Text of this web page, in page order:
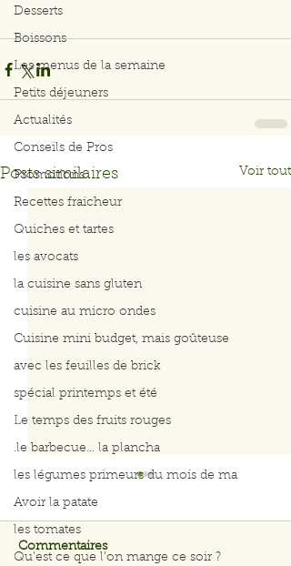
Desserts
Boissons
Les menus de la semaine
Petits déjeuners
Actualités
Conseils de Pros
Promotions
Recettes fraicheur
Quiches et tartes
les avocats
la cuisine sans gluten
cuisine au micro ondes
Cuisine mini budget, mais goûteuse
avec les feuilles de brick
spécial printemps et été
Le temps des fruits rouges
.le barbecue... la plancha
les légumes primeurs du mois de ma
Avoir la patate
les tomates
Qu’est ce que l’on mange ce soir ?
Posts similaires Voir tout
Commentaires